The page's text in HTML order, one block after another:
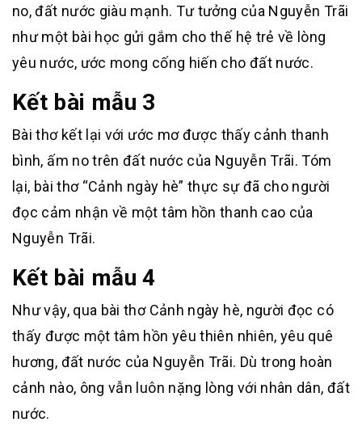
no, đất nước giàu mạnh. Tư tưởng của Nguyễn Trãi
như một bài học gửi gắm cho thế hệ trẻ về lòng
yêu nước, ước mong cống hiến cho đất nước.
Kết bài mẫu 3
Bài thơ kết lại với ước mơ được thấy cảnh thanh
bình, ấm no trên đất nước của Nguyễn Trãi. Tóm
lại, bài thơ “Cảnh ngày hè” thực sự đã cho người
đọc cảm nhận về một tâm hồn thanh cao của
Nguyễn Trãi.
Kết bài mẫu 4
Như vậy, qua bài thơ Cảnh ngày hè, người đọc có
thấy được một tâm hồn yêu thiên nhiên, yêu quê
hương, đất nước của Nguyễn Trãi. Dù trong hoàn
cảnh nào, ông vẫn luôn nặng lòng với nhân dân, đất
nước.